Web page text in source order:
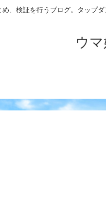
め、検証を行うブログ。タップ
ウ